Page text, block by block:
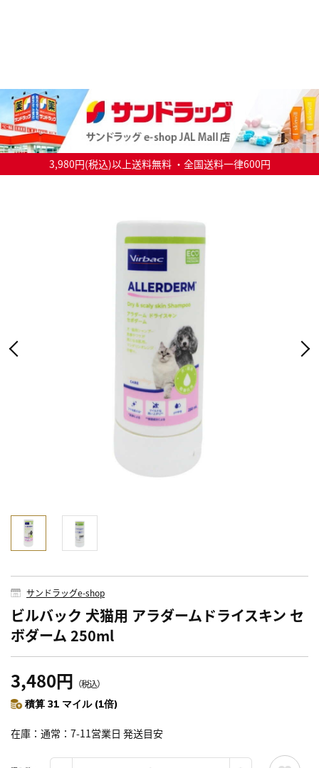
3,980円(税込)以上送料無料 ・全国送料一律600円
サンドラッグe-shop
ビルバック 犬猫用 アラダームドライスキン セ
ボダーム 250ml
3,480円 （税込）
積算 31 マイル (1倍)
在庫 通常：7-11営業日 発送目安